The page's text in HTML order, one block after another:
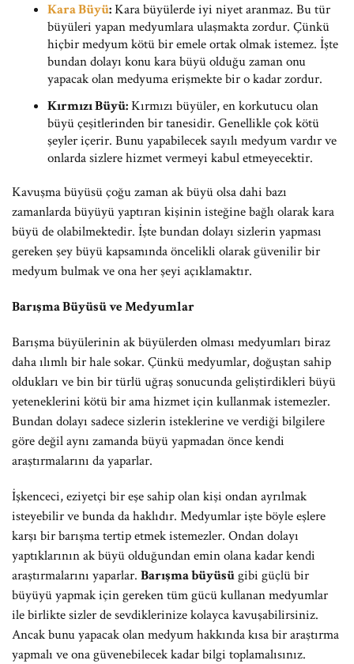
Kara Büyü:Kara büyülerde iyi niyet aranmaz. Bu tür
büyüleri yapan medyumlara ulaşmakta zordur. Çünkü
hiçbir medyum kötü bir emele ortak olmak istemez. İşte
bundan dolayı konu kara büyü olduğu zaman onu
yapacak olan medyuma erişmekte bir o kadar zordur.
Kırmızı Büyü:Kırmızı büyüler, en korkutucu olan
büyü çeşitlerinden bir tanesidir. Genellikle çok kötü
şeyler içerir. Bunu yapabilecek sayılı medyum vardır ve
onlarda sizlere hizmet vermeyi kabul etmeyecektir.
Kavuşma büyüsü çoğu zaman ak büyü olsa dahi bazı
zamanlarda büyüyü yaptıran kişinin isteğine bağlı olarak kara
büyü de olabilmektedir. İşte bundan dolayı sizlerin yapması
gereken şey büyü kapsamında öncelikli olarak güvenilir bir
medyum bulmak ve ona her şeyi açıklamaktır.
Barışma Büyüsü ve Medyumlar
Barışma büyülerinin ak büyülerden olması medyumları biraz
daha ılımlı bir hale sokar. Çünkü medyumlar, doğuştan sahip
oldukları ve bin bir türlü uğraş sonucunda geliştirdikleri büyü
yeteneklerini kötü bir ama hizmet için kullanmak istemezler.
Bundan dolayı sadece sizlerin isteklerine ve verdiği bilgilere
göre değil aynı zamanda büyü yapmadan önce kendi
araştırmalarını da yaparlar.
İşkenceci, eziyetçi bir eşe sahip olan kişi ondan ayrılmak
isteyebilir ve bunda da haklıdır. Medyumlar işte böyle eşlere
karşı bir barışma tertip etmek istemezler. Ondan dolayı
yaptıklarının ak büyü olduğundan emin olana kadar kendi
araştırmalarını yaparlar. Barışma büyüsügibi güçlü bir
büyüyü yapmak için gereken tüm gücü kullanan medyumlar
ile birlikte sizler de sevdiklerinize kolayca kavuşabilirsiniz.
Ancak bunu yapacak olan medyum hakkında kısa bir araştırma
yapmalı ve ona güvenebilecek kadar bilgi toplamalısınız.